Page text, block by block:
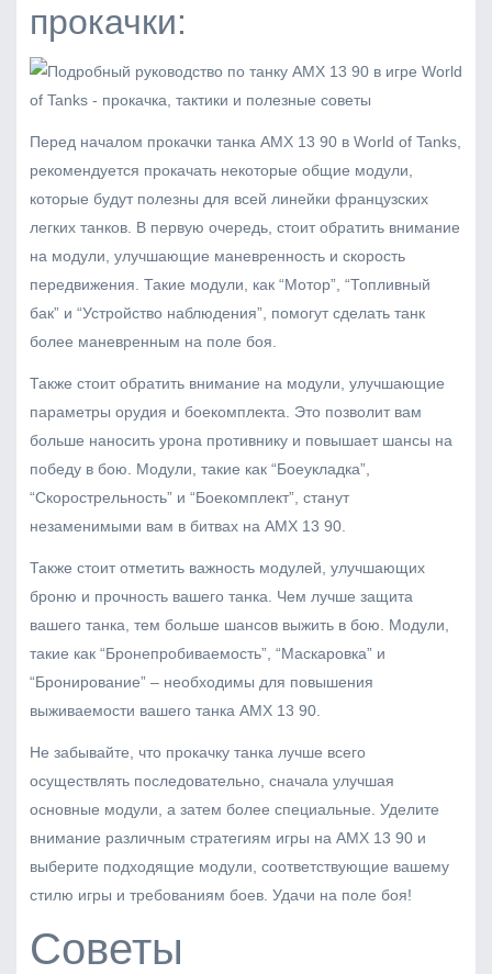
прокачки:
Перед началом прокачки танка AMX 13 90 в World of Tanks,
рекомендуется прокачать некоторые общие модули,
которые будут полезны для всей линейки французских
легких танков. В первую очередь, стоит обратить внимание
на модули, улучшающие маневренность и скорость
передвижения. Такие модули, как “Мотор”, “Топливный
бак” и “Устройство наблюдения”, помогут сделать танк
более маневренным на поле боя.
Также стоит обратить внимание на модули, улучшающие
параметры орудия и боекомплекта. Это позволит вам
больше наносить урона противнику и повышает шансы на
победу в бою. Модули, такие как “Боеукладка”,
“Скорострельность” и “Боекомплект”, станут
незаменимыми вам в битвах на AMX 13 90.
Также стоит отметить важность модулей, улучшающих
броню и прочность вашего танка. Чем лучше защита
вашего танка, тем больше шансов выжить в бою. Модули,
такие как “Бронепробиваемость”, “Маскаровка” и
“Бронирование” – необходимы для повышения
выживаемости вашего танка AMX 13 90.
Не забывайте, что прокачку танка лучше всего
осуществлять последовательно, сначала улучшая
основные модули, а затем более специальные. Уделите
внимание различным стратегиям игры на AMX 13 90 и
выберите подходящие модули, соответствующие вашему
стилю игры и требованиям боев. Удачи на поле боя!
Советы